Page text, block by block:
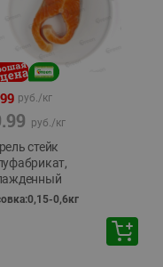
руб./кг
руб./кг
стейк
0,6кг